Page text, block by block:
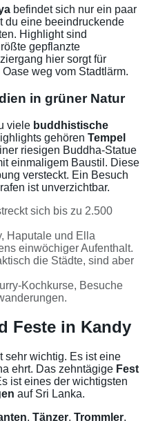
befindet sich nur ein paar
du eine beeindruckende
Highlight sind
gepflanzte
hier sorgt für
weg vom Stadtlärm.
in grüner Natur
viele buddhistische
gehören Tempel
riesigen Buddha-Statue
einmaligem Baustil. Diese
versteckt. Ein Besuch
ist unverzichtbar.
sich bis zu 2.500
Haputale und Ella
einwöchiger Aufenthalt.
die Städte, sind aber
Kochkurse, Besuche
Feste in Kandy
sehr wichtig. Es ist eine
ehrt. Das zehntägige Fest
ist eines der wichtigsten
auf Sri Lanka.
, Tänzer, Trommler,